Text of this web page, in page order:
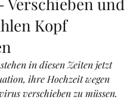
Kopf
in diesen Zeiten jetzt
ihre Hochzeit wegen
verschieben zu müssen.